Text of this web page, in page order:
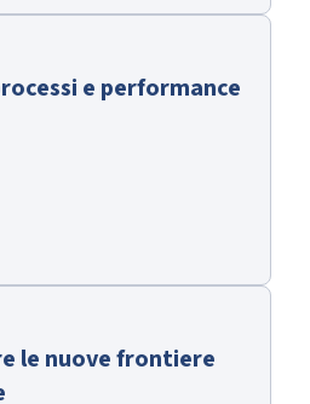
e performance
le nuove frontiere